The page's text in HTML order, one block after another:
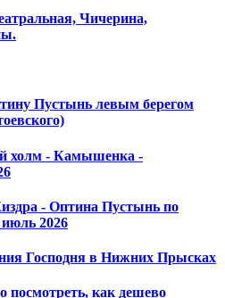
Чичерина,
Пустынь левым берегом
холм - Камышенка -
- Оптина Пустынь по
июль 2026
Господня в Нижних Прысках
посмотреть, как дешево